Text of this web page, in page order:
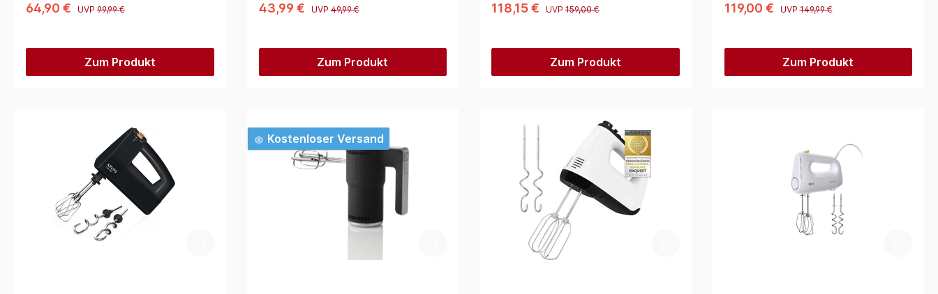
64,90 € UVP 99,99 €
Zum Produkt
43,99 € UVP49,99 €
Zum Produkt
118,15 € UVP 159,00 €
Zum Produkt
119,00 € UVP149,99 €
Zum Produkt
Kostenloser Versand